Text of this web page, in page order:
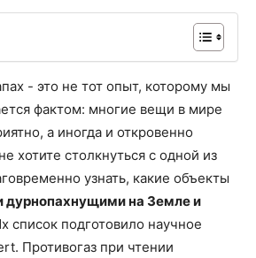
- это не тот опыт, которому мы
фактом: многие вещи в мире
а иногда и откровенно
хотите столкнуться с одной из
узнать, какие объекты
на Земле и
список подготовило научное
Противогаз при чтении